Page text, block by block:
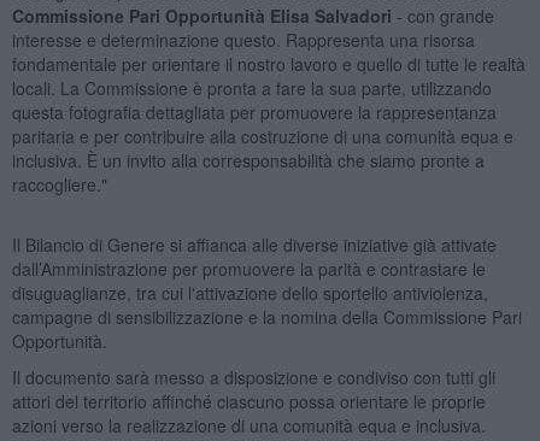
Commissione Pari Opportunità Elisa Salvadori - con grande
interesse e determinazione questo. Rappresenta una risorsa
fondamentale per orientare il nostro lavoro e quello di tutte le realtà
locali. La Commissione è pronta a fare la sua parte, utilizzando
questa fotografia dettagliata per promuovere la rappresentanza
paritaria e per contribuire alla costruzione di una comunità equa e
inclusiva. È un invito alla corresponsabilità che siamo pronte a
raccogliere."
Il Bilancio di Genere si affianca alle diverse iniziative già attivate
dall’Amministrazione per promuovere la parità e contrastare le
disuguaglianze, tra cui l'attivazione dello sportello antiviolenza,
campagne di sensibilizzazione e la nomina della Commissione Pari
Opportunità.
Il documento sarà messo a disposizione e condiviso con tutti gli
attori del territorio affinché ciascuno possa orientare le proprie
azioni verso la realizzazione di una comunità equa e inclusiva.